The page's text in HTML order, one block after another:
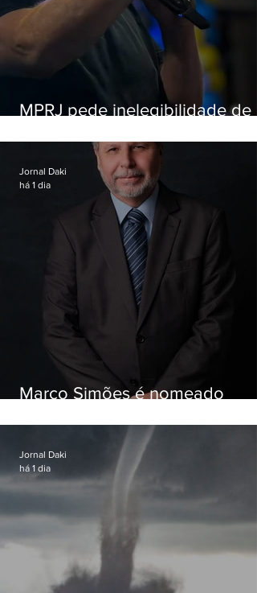
MPRJ pede inelegibilidade de
Marco Simões é nomeado
Jornal Daki
há 1 dia
Jornal Daki
há 1 dia